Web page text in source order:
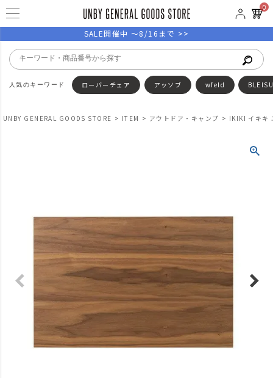
0
SALE開催中 ～8/16まで >>
ローバーチェア アッソブ wfeld
UNBY GENERAL GOODS STORE ITEM アウトドア・キャンプ IKIKI イキキ